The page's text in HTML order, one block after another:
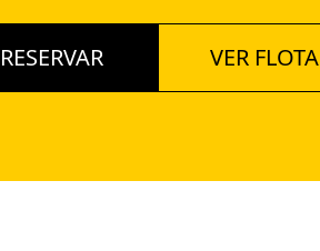
RESERVAR VER FLOTA